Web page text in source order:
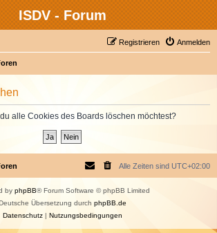
ISDV - Forum
Anmelden
Registrieren
alle Cookies des Boards löschen möchtest?
Alle Zeiten sind UTC+02:00
by phpBB® Forum Software © phpBB Limited
Übersetzung durch phpBB.de
Datenschutz| Nutzungsbedingungen